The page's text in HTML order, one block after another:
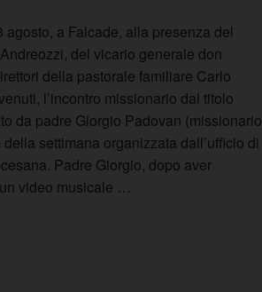
a Falcade, alla presenza del
del vicario generale don
della pastorale familiare Carlo
l’incontro missionario dal titolo
da padre Giorgio Padovan (missionario
settimana organizzata dall’ufficio di
Padre Giorgio, dopo aver
video musicale …